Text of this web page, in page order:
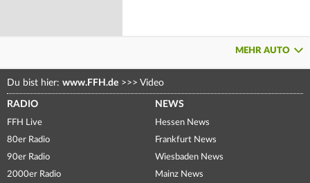
MEHR AUTO
Du bist hier: www.FFH.de >>> Video
RADIO
FFH Live
80er Radio
90er Radio
2000er Radio
NEWS
Hessen News
Frankfurt News
Wiesbaden News
Mainz News